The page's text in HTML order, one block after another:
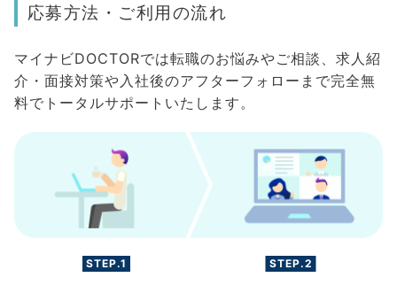
応募方法・ご利用の流れ
マイナビDOCTORでは転職のお悩みやご相談、求人紹
介・面接対策や入社後のアフターフォローまで完全無
料でトータルサポートいたします。
STEP.1 STEP.2